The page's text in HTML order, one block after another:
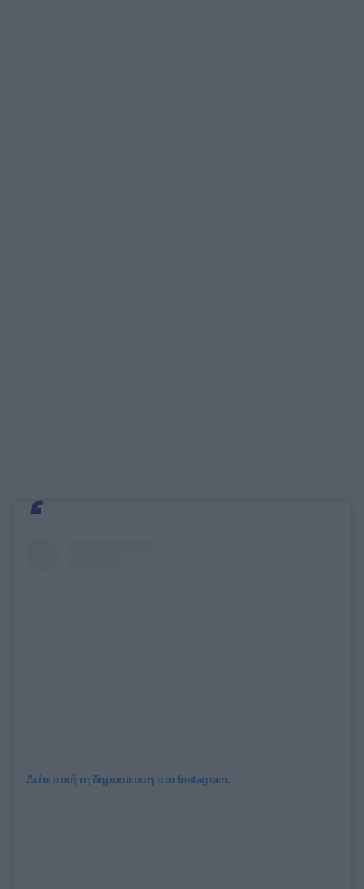
Δείτε αυτή τη δημοσίευση στο Instagram.